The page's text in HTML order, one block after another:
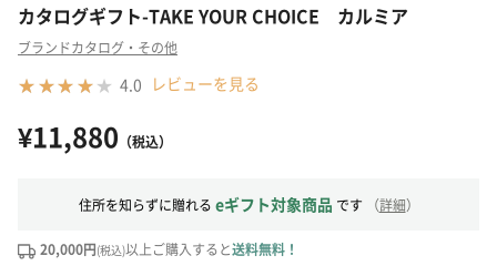
カタログギフト-TAKE YOUR CHOICE カルミア
ブランドカタログ・その他
4.0 レビューを見る
¥11,880 （税込）
住所を知らずに贈れる eギフト対象商品 です （詳細）
20,000円(税込)以上ご購入すると送料無料！